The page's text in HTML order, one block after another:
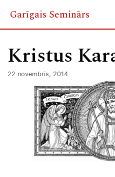
Skip
content
Garīgais Seminārs
Kristus
22 novembris, 2014